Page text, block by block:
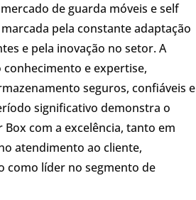
de guarda móveis e self
pela constante adaptação
e pela inovação no setor. A
e expertise,
seguros, confiáveis e
significativo demonstra o
com a excelência, tanto em
atendimento ao cliente,
como líder no segmento de